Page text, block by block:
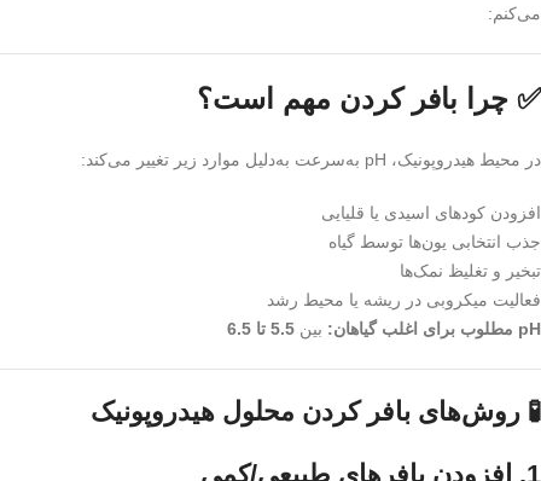
می‌کنم:
✅ چرا بافر کردن مهم است؟
در محیط هیدروپونیک، pH به‌سرعت به‌دلیل موارد زیر تغییر می‌کند:
افزودن کودهای اسیدی یا قلیایی
جذب انتخابی یون‌ها توسط گیاه
تبخیر و تغلیظ نمک‌ها
فعالیت میکروبی در ریشه یا محیط رشد
pH مطلوب برای اغلب گیاهان:
بین 5.5 تا 6.5
🧪 روش‌های بافر کردن محلول هیدروپونیک
1. افزودن بافرهای طبیعی/کمی